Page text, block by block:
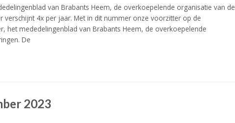
van Brabants Heem, de overkoepelende organisatie van de
verschijnt 4x per jaar. Met in dit nummer onze voorzitter op de
het mededelingenblad van Brabants Heem, de overkoepelende
De
2023